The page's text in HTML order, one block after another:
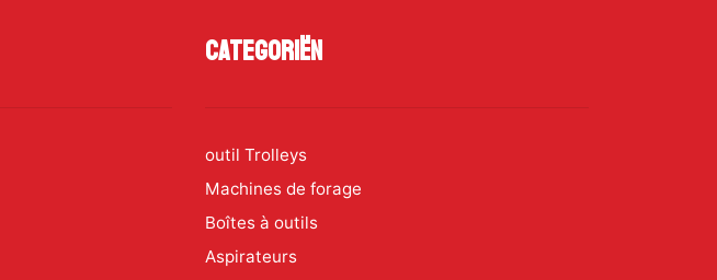
Categoriën
outil Trolleys
Machines de forage
Boîtes à outils
Aspirateurs